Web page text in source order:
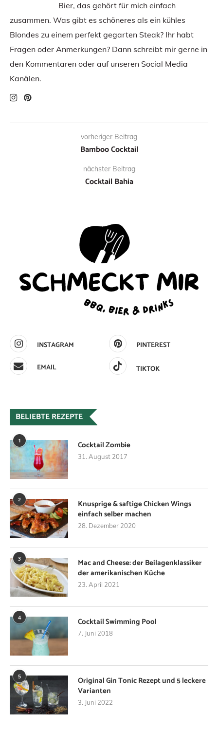
Bier, das gehört für mich einfach
zusammen. Was gibt es schöneres als ein kühles
Blondes zu einem perfekt gegarten Steak? Ihr habt
Fragen oder Anmerkungen? Dann schreibt mir gerne in
den Kommentaren oder auf unseren Social Media
Kanälen.
vorheriger Beitrag
Bamboo Cocktail
nächster Beitrag
Cocktail Bahia
INSTAGRAM
PINTEREST
EMAIL
TIKTOK
BELIEBTE REZEPTE
1 Cocktail Zombie
31. August 2017
2
Knusprige & saftige Chicken Wings
einfach selber machen
28. Dezember 2020
3
Mac and Cheese: der Beilagenklassiker
der amerikanischen Küche
23. April 2021
4 Cocktail Swimming Pool
7. Juni 2018
5
Original Gin Tonic Rezept und 5 leckere
Varianten
3. Juni 2022